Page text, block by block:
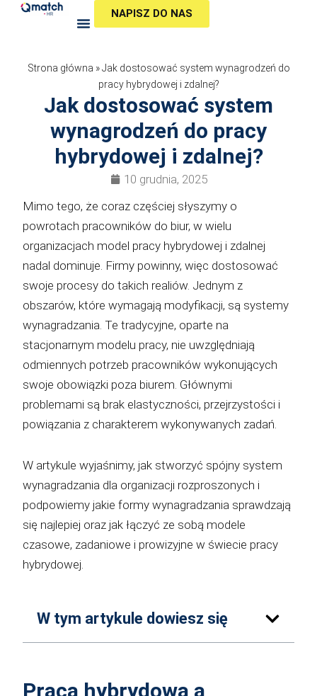
Przejdź
NAPISZ DO NAS
Strona główna »Jak dostosować system wynagrodzeń do
pracy hybrydowej i zdalnej?
Jak dostosować system
wynagrodzeń do pracy
hybrydowej i zdalnej?
10 grudnia, 2025
Mimo tego, że coraz częściej słyszymy o
powrotach pracowników do biur, w wielu
organizacjach model pracy hybrydowej i zdalnej
nadal dominuje. Firmy powinny, więc dostosować
swoje procesy do takich realiów. Jednym z
obszarów, które wymagają modyfikacji, są systemy
wynagradzania. Te tradycyjne, oparte na
stacjonarnym modelu pracy, nie uwzględniają
odmiennych potrzeb pracowników wykonujących
swoje obowiązki poza biurem. Głównymi
problemami są brak elastyczności, przejrzystości i
powiązania z charakterem wykonywanych zadań.
W artykule wyjaśnimy, jak stworzyć spójny system
wynagradzania dla organizacji rozproszonych i
podpowiemy jakie formy wynagradzania sprawdzają
się najlepiej oraz jak łączyć ze sobą modele
czasowe, zadaniowe i prowizyjne w świecie pracy
hybrydowej.
W tym artykule dowiesz się
Praca hybrydowa a